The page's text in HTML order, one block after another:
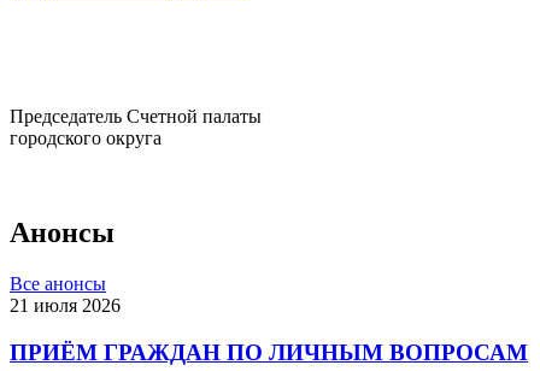
Председатель Счетной палаты
городского округа
Анонсы
Все анонсы
21 июля 2026
ПРИЁМ ГРАЖДАН ПО ЛИЧНЫМ ВОПРОСАМ